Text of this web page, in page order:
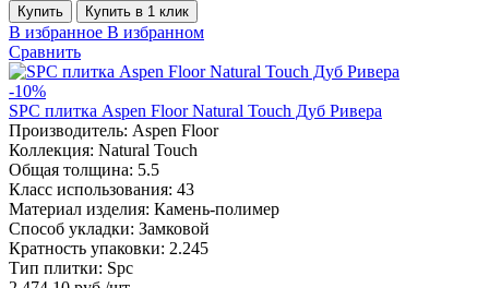
Купить Купить в 1 клик
В избранное В избранном
Сравнить
-10%
SPC плитка Aspen Floor Natural Touch Дуб Ривера
Производитель: Aspen Floor
Коллекция: Natural Touch
Общая толщина: 5.5
Класс использования: 43
Материал изделия: Камень-полимер
Способ укладки: Замковой
Кратность упаковки: 2.245
Тип плитки: Spc